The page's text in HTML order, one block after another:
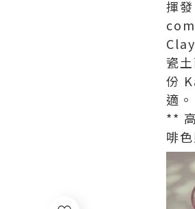
揮
瓷
份
適。
**
啡